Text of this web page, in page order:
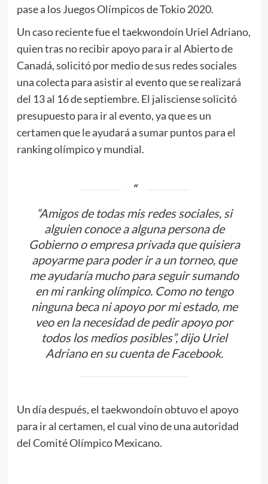
pase a los Juegos Olímpicos de Tokio 2020.
Un caso reciente fue el taekwondoín Uriel Adriano,
quien tras no recibir apoyo para ir al Abierto de
Canadá, solicitó por medio de sus redes sociales
una colecta para asistir al evento que se realizará
del 13 al 16 de septiembre. El jalisciense solicitó
presupuesto para ir al evento, ya que es un
certamen que le ayudará a sumar puntos para el
ranking olímpico y mundial.
“Amigos de todas mis redes sociales, si
alguien conoce a alguna persona de
Gobierno o empresa privada que quisiera
apoyarme para poder ir a un torneo, que
me ayudaría mucho para seguir sumando
en mirankingolímpico. Como no tengo
ninguna beca ni apoyo por mi estado, me
veo en la necesidad de pedir apoyo por
todos los medios posibles”, dijo Uriel
Adriano en su cuenta deFacebook.
Un día después, el taekwondoín obtuvo el apoyo
para ir al certamen, el cual vino de una autoridad
del Comité Olímpico Mexicano.